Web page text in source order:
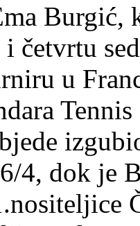
Burgić,
četvrtu
u
4, dok je